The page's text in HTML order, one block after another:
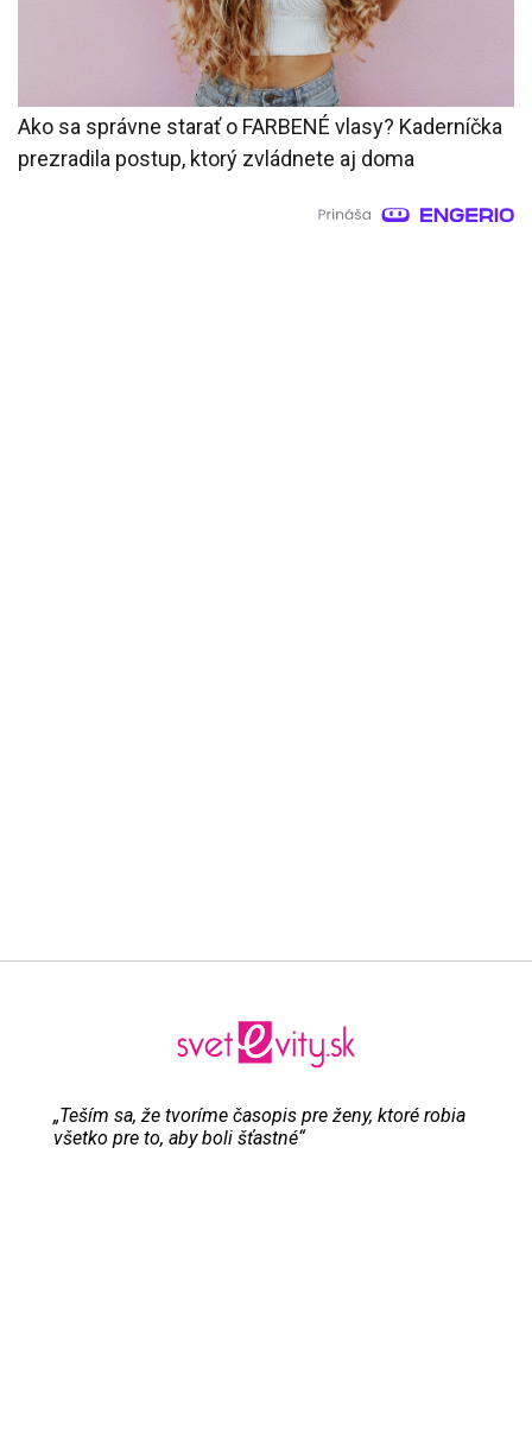
Ako sa správne starať o FARBENÉ vlasy? Kaderníčka
prezradila postup, ktorý zvládnete aj doma
„Teším sa, že tvoríme časopis pre ženy, ktoré robia
všetko pre to, aby boli šťastné“